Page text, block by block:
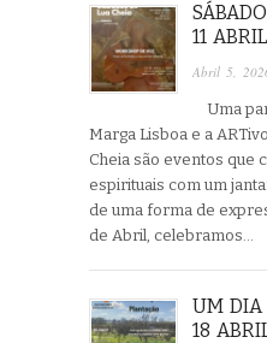
11 ABRIL
Abril 5,
Uma
Marga Lisboa e a
Cheia são eventos que
espirituais com um
de uma forma de
de Abril, celebramos…
UM DIA
18